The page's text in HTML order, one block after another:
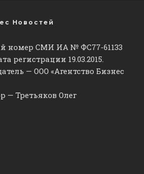
Новостей
номер СМИ ИА № ФС77-61133
регистрации 19.03.2015.
— ООО «Агентство Бизнес
— Третьяков Олег